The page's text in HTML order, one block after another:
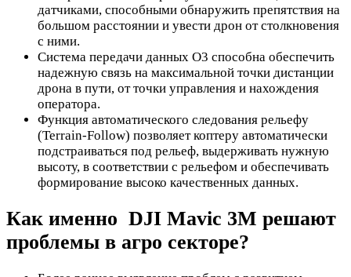
датчиками, способными обнаружить препятствия на
большом расстоянии и увести дрон от столкновения
с ними.
Система передачи данных O3 способна обеспечить
надежную связь на максимальной точки дистанции
дрона в пути, от точки управления и нахождения
оператора.
Функция автоматического следования рельефу
(Terrain-Follow) позволяет коптеру автоматически
подстраиваться под рельеф, выдерживать нужную
высоту, в соответствии с рельефом и обеспечивать
формирование высоко качественных данных.
Как именно DJI Mavic 3M решают
проблемы в агро секторе?